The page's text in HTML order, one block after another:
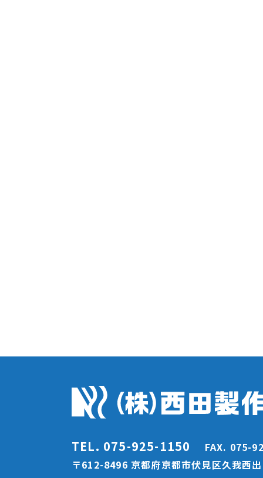
TEL. 075-925-1150
FAX. 075-
〒612-8496 京都府京都市伏見区久我西